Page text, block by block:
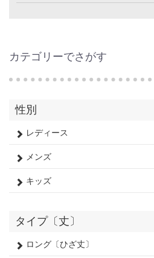
カテゴリーでさがす
性別
レディース
メンズ
キッズ
タイプ〔丈〕
ロング〔ひざ丈〕